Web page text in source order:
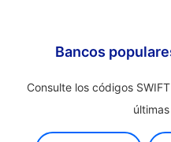
Bancos
Consulte los códigos